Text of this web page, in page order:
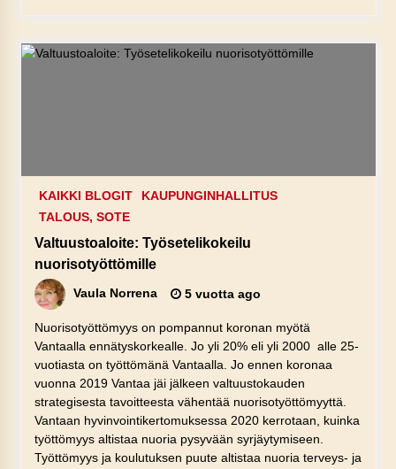
KAIKKI BLOGIT
KAUPUNGINHALLITUS
TALOUS, SOTE
Valtuustoaloite: Työsetelikokeilu
nuorisotyöttömille
Vaula Norrena 5 vuotta ago
Nuorisotyöttömyys on pompannut koronan myötä
Vantaalla ennätyskorkealle. Jo yli 20% eli yli 2000 alle 25-
vuotiasta on työttömänä Vantaalla. Jo ennen koronaa
vuonna 2019 Vantaa jäi jälkeen valtuustokauden
strategisesta tavoitteesta vähentää nuorisotyöttömyyttä.
Vantaan hyvinvointikertomuksessa 2020 kerrotaan, kuinka
työttömyys altistaa nuoria pysyvään syrjäytymiseen.
Työttömyys ja koulutuksen puute altistaa nuoria terveys- ja